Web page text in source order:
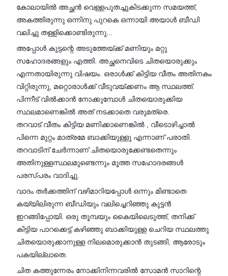
കോലായിൽ അച്ഛൻ വെള്ളപുതച്ചുകിടക്കുന്ന സമയത്ത്,
അകത്തിരുന്നു ഒന്നിനു പുറകെ ഒന്നായി അയാൾ ബീഡി
വലിച്ചു തള്ളിക്കൊണ്ടിരുന്നു...
അപ്പോൾ കുട്ടന്റെ അടുത്തേയ്ക്ക് മണിയും മറ്റു
സഹോദരങ്ങളും എത്തി. അച്ഛനെവിടെ ചിതയൊരുക്കും
എന്നതായിരുന്നു വിഷയം. ഒരാൾക്ക് കിട്ടിയ വീതം അതിനകം
വിറ്റിരുന്നു, മറ്റൊരാൾക്ക് വീടുവയ്ക്കണം ആ സ്ഥലത്ത്.
പിന്നീട് വിൽക്കാൻ നോക്കുമ്പോൾ ചിതയൊരുക്കിയ
സ്ഥലമാണെങ്കിൽ അത് നടക്കാതെ വരുമത്രെ.
തറവാട് വീതം കിട്ടിയ മണിക്കാണെങ്കിൽ , വീടൊഴിച്ചാൽ
പിന്നെ മുറ്റം മാത്രമേ ബാക്കിയുള്ളു എന്നാണ് പരാതി.
തറവാടിന് ചേർന്നാണ് ചിതയൊരുക്കേണ്ടതെന്നും
അതിനുള്ളസ്ഥലമുണ്ടെന്നും മൂത്ത സഹോദരങ്ങൾ
പരസ്പരം വാദിച്ചു.
വാദം തർക്കത്തിന് വഴിമാറിയപ്പോൾ ഒന്നും മിണ്ടാതെ
കയ്യിലിരുന്ന ബീഡിയും വലിച്ചെറിഞ്ഞു കുട്ടൻ
ഇറങ്ങിപ്പോയി. ഒരു തൂമ്പയും കൈയിലെടുത്ത്, തനിക്ക്
കിട്ടിയ പാറക്കെട്ട് കഴിഞ്ഞു ബാക്കിയുള്ള ചെറിയ സ്ഥലത്തു
ചിതയൊരുക്കാനുള്ള നിലമൊരുക്കാൻ തുടങ്ങി, ആരോടും
പകയില്ലാതെ.
ചിത കത്തുന്നേരം നോക്കിനിന്നവരിൽ സോമൻ സാറിന്റെ